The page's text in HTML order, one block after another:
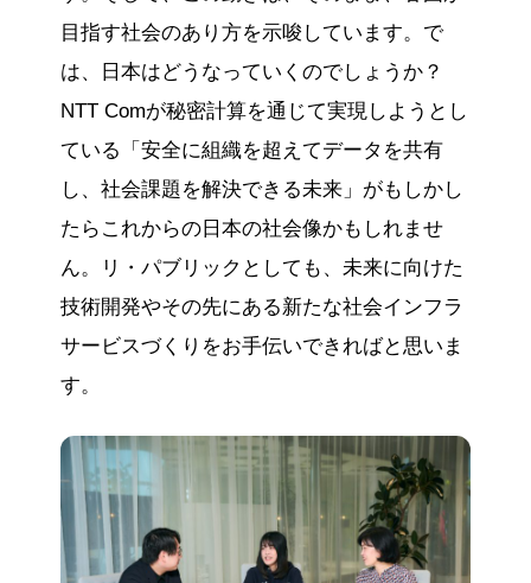
目指す社会のあり方を示唆しています。で
は、日本はどうなっていくのでしょうか？
NTT Comが秘密計算を通じて実現しようとし
ている「安全に組織を超えてデータを共有
し、社会課題を解決できる未来」がもしかし
たらこれからの日本の社会像かもしれませ
ん。リ・パブリックとしても、未来に向けた
技術開発やその先にある新たな社会インフラ
サービスづくりをお手伝いできればと思いま
す。